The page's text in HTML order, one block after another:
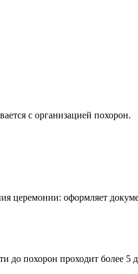
с организацией похорон.
церемонии: оформляет
похорон проходит более 5